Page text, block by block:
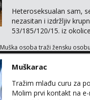
Heteroseksualan sam,
nezasitan i izdržljiv
53/185/120/15. iz
vjeru, nacionalnost i
IGRAČKAMA od
analnih čepova raznih
uvid dajem POTVRDU
Muška osoba traži žensku osobu
Muškarac
Tražim mlađu curu za
Molim prvi kontakt na